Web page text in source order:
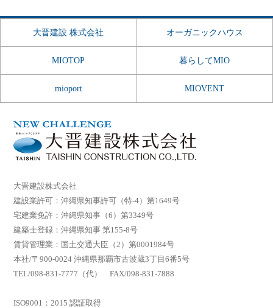
大晋建設 株式会社 オーガニックハウス
MIOTOP 暮らしてMIO
mioport MIOVENT
大晋建設株式会社
建設業許可：沖縄県知事許可（特-4）第1649号
宅建業免許：沖縄県知事（6）第3349号
建築士登録：沖縄県知事 第155-8号
賃貸管理業：国土交通大臣（2）第0001984号
本社/〒900-0024 沖縄県那覇市古波蔵3丁目6番5号
TEL/098-831-7777（代） FAX/098-831-7888
ISO9001：2015 認証取得